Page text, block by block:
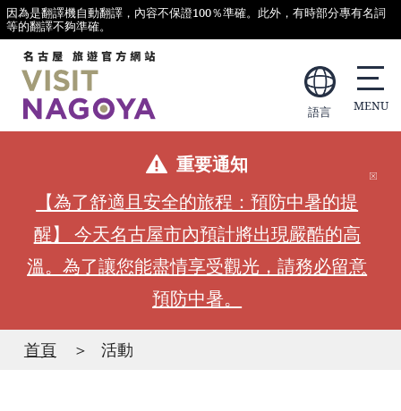
因為是翻譯機自動翻譯，內容不保證100％準確。此外，有時部分專有名詞
等的翻譯不夠準確。
語言
重要通知
【為了舒適且安全的旅程：預防中暑的提
醒】 今天名古屋市內預計將出現嚴酷的高
溫。為了讓您能盡情享受觀光，請務必留意
預防中暑。
首頁 活動